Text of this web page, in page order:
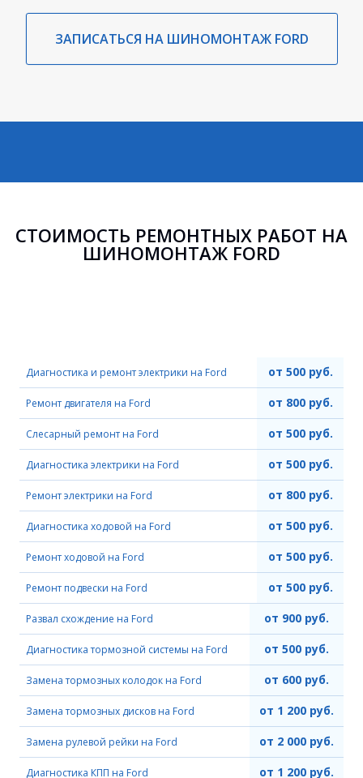
ЗАПИСАТЬСЯ НА ШИНОМОНТАЖ FORD
СТОИМОСТЬ РЕМОНТНЫХ РАБОТ НА
ШИНОМОНТАЖ FORD
Диагностика и ремонт электрики на Ford от 500 руб.
Ремонт двигателя на Ford от 800 руб.
Слесарный ремонт на Ford от 500 руб.
Диагностика электрики на Ford от 500 руб.
Ремонт электрики на Ford от 800 руб.
Диагностика ходовой на Ford от 500 руб.
Ремонт ходовой на Ford от 500 руб.
Ремонт подвески на Ford от 500 руб.
Развал схождение на Ford от 900 руб.
Диагностика тормозной системы на Ford от 500 руб.
Замена тормозных колодок на Ford от 600 руб.
Замена тормозных дисков на Ford от 1 200 руб.
Замена рулевой рейки на Ford от 2 000 руб.
Диагностика КПП на Ford от 1 200 руб.